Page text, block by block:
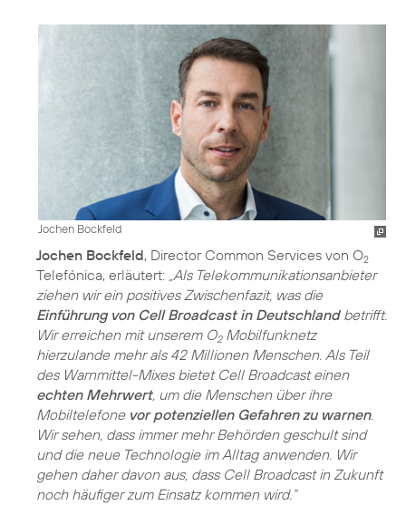
Jochen Bockfeld
Jochen Bockfeld, Director Common Services von O2
Telefónica, erläutert: „Als Telekommunikationsanbieter
ziehen wir ein positives Zwischenfazit, was die
Einführung von Cell Broadcast in Deutschlandbetrifft.
Wir erreichen mit unserem O2Mobilfunknetz
hierzulande mehr als 42 Millionen Menschen. Als Teil
des Warnmittel-Mixes bietet Cell Broadcast einen
echten Mehrwert, um die Menschen über ihre
Mobiltelefone vor potenziellen Gefahren zu warnen.
Wir sehen, dass immer mehr Behörden geschult sind
und die neue Technologie im Alltag anwenden. Wir
gehen daher davon aus, dass Cell Broadcast in Zukunft
noch häufiger zum Einsatz kommen wird.“